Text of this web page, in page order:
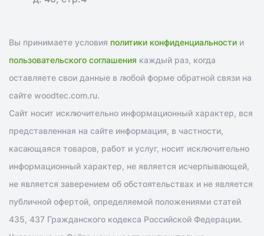
Вы принимаете условия политики конфиденциальности и
пользовательского соглашения каждый раз, когда
оставляете свои данные в любой форме обратной связи на
сайте woodtec.com.ru.
Сайт носит исключительно информационный характер, вся
представленная на сайте информация, в частности,
касающаяся товаров, работ и услуг, носит исключительно
информационный характер, не является исчерпывающей,
не является заверением об обстоятельствах и не является
публичной офертой, определяемой положениями статей
435, 437 Гражданского кодекса Российской Федерации.